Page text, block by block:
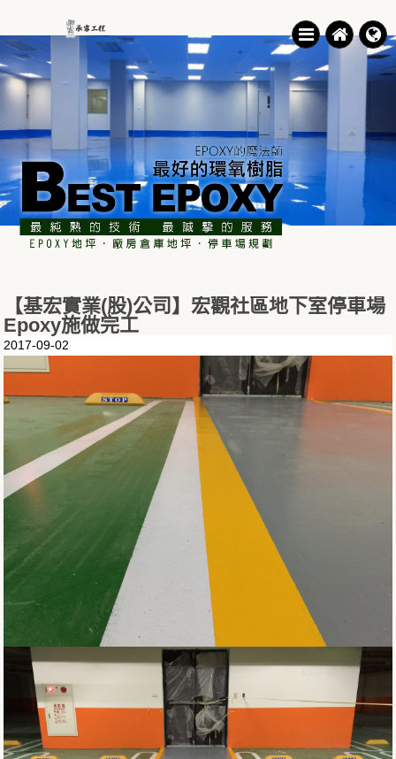
【基宏實業(股)公司】宏觀社區地下室停車場
Epoxy施做完工
2017-09-02